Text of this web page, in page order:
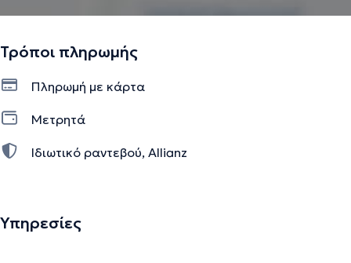
Τρόποι πληρωμής
Πληρωμή με κάρτα
Μετρητά
Ιδιωτικό ραντεβού, Allianz
Υπηρεσίες